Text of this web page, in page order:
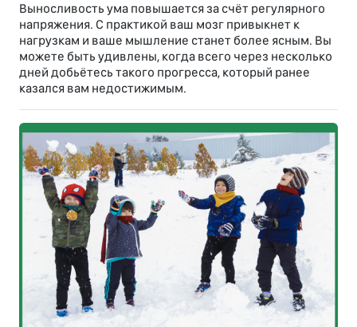
Выносливость ума повышается за счёт регулярного
напряжения. С практикой ваш мозг привыкнет к
нагрузкам и ваше мышление станет более ясным. Вы
можете быть удивлены, когда всего через несколько
дней добьётесь такого прогресса, который ранее
казался вам недостижимым.